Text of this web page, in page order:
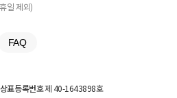
일 제외)
FAQ
상표등록번호제 40-1643898호